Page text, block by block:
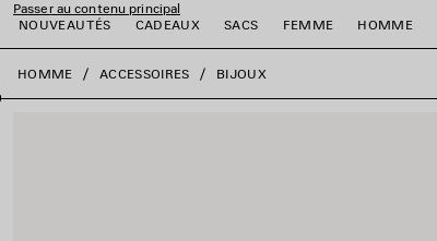
Passer au contenu principal
NOUVEAUTÉS
CADEAUX SACS FEMME HOMME
fermer la bannière
HOMME ACCESSOIRES BIJOUX